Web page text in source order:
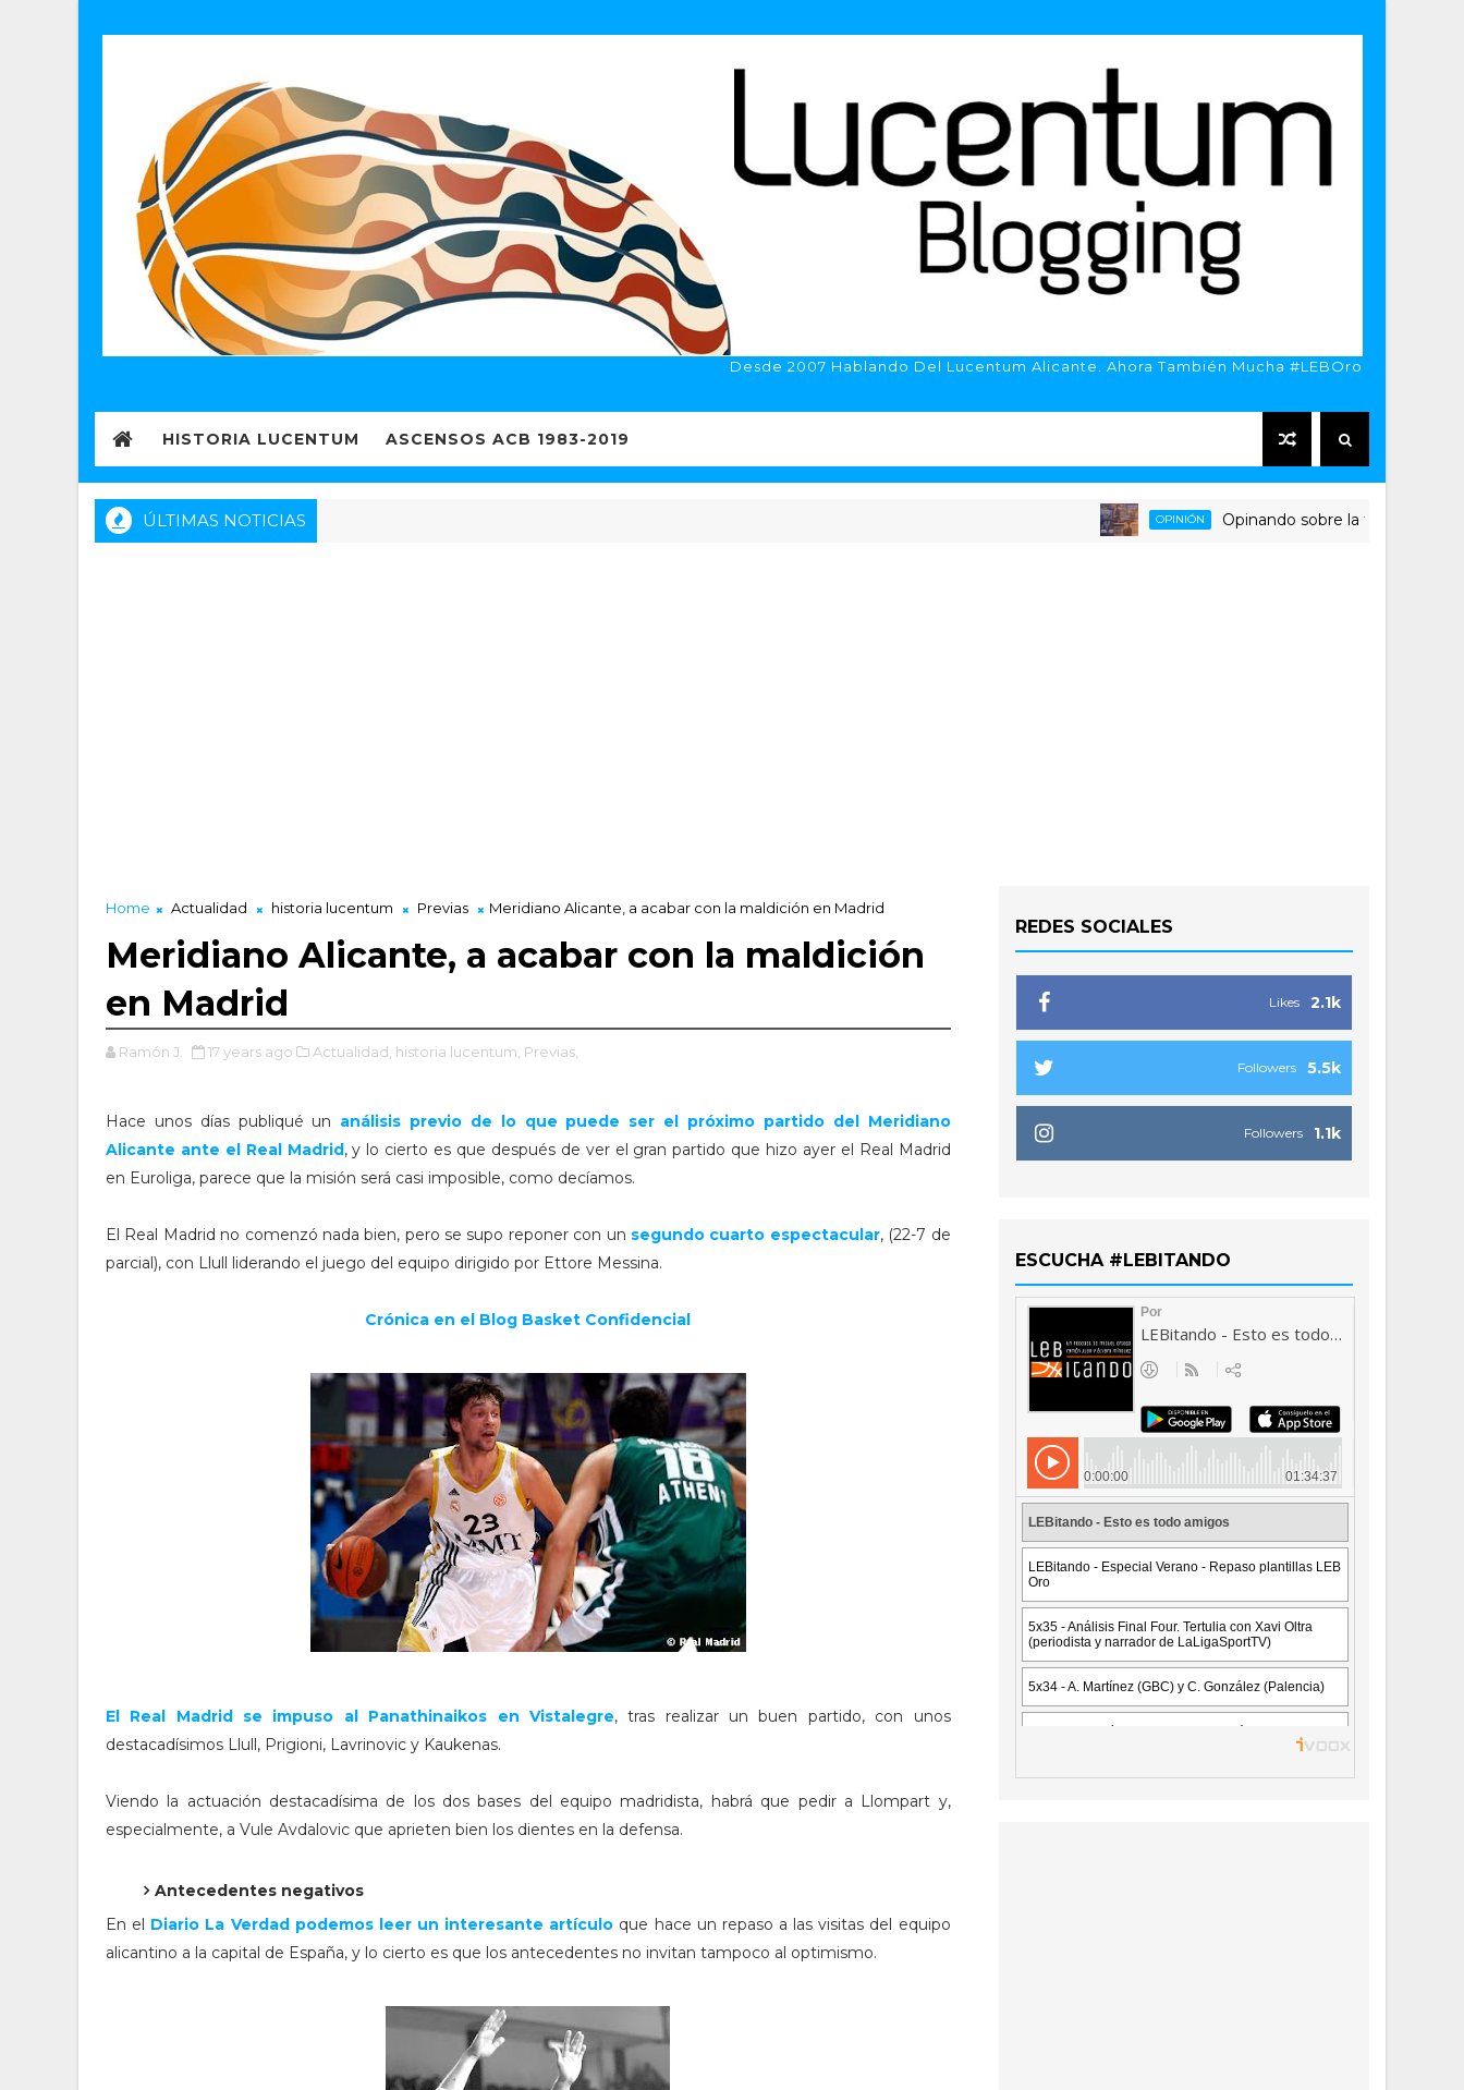
Desde 2007 Hablando Del Lucentum Alicante. Ahora También Mucha #LEBOro
HISTORIA LUCENTUM ASCENSOS ACB 1983-2019
ÚLTIMAS NOTICIAS OPINIÓN Opinando sobre la triste despedida del
Home Actualidad historia lucentum Previas Meridiano Alicante, a acabar con la maldición en Madrid
Meridiano Alicante, a acabar con la maldición
en Madrid
Ramón J. 17 years ago Actualidad, historia lucentum, Previas,
Hace unos días publiqué un análisis previo de lo que puede ser el próximo partido del Meridiano
Alicante ante el Real Madrid, y lo cierto es que después de ver el gran partido que hizo ayer el Real Madrid
en Euroliga, parece que la misión será casi imposible, como decíamos.
El Real Madrid no comenzó nada bien, pero se supo reponer con un segundo cuarto espectacular, (22-7 de
parcial), con Llull liderando el juego del equipo dirigido por Ettore Messina.
Crónica en el Blog Basket Confidencial
El Real Madrid se impuso al Panathinaikos en Vistalegre, tras realizar un buen partido, con unos
destacadísimos Llull, Prigioni, Lavrinovic y Kaukenas.
Viendo la actuación destacadísima de los dos bases del equipo madridista, habrá que pedir a Llompart y,
especialmente, a Vule Avdalovic que aprieten bien los dientes en la defensa.
Antecedentes negativos
En el Diario La Verdad podemos leer un interesante artículo que hace un repaso a las visitas del equipo
alicantino a la capital de España, y lo cierto es que los antecedentes no invitan tampoco al optimismo.
REDES SOCIALES
2.1k
Likes
5.5k
Followers
1.1k
Followers
ESCUCHA #LEBITANDO